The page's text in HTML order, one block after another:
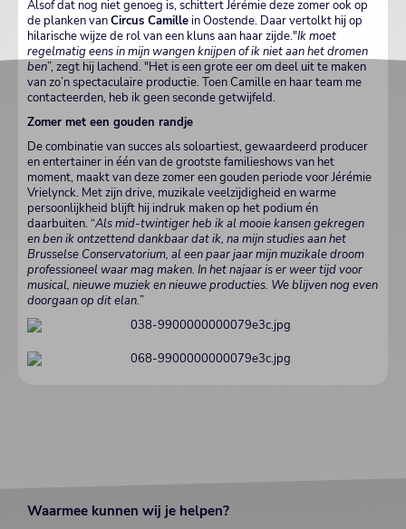
Alsof dat nog niet genoeg is, schittert Jérémie deze zomer ook op
de planken vanCircus Camillein Oostende. Daar vertolkt hij op
hilarische wijze de rol van een kluns aan haar zijde."Ik moet
regelmatig eens in mijn wangen knijpen of ik niet aan het dromen
ben”, zegt hij lachend. "Het is een grote eer om deel uit te maken
van zo’n spectaculaire productie. Toen Camille en haar team me
contacteerden, heb ik geen seconde getwijfeld.
Zomer met een gouden randje
De combinatie van succes als soloartiest, gewaardeerd producer
en entertainer in één van de grootste familieshows van het
moment, maakt van deze zomer een gouden periode voor Jérémie
Vrielynck. Met zijn drive, muzikale veelzijdigheid en warme
persoonlijkheid blijft hij indruk maken op het podium én
daarbuiten. “Als mid-twintiger heb ik al mooie kansen gekregen
en ben ik ontzettend dankbaar dat ik, na mijn studies aan het
Brusselse Conservatorium, al een paar jaar mijn muzikale droom
professioneel waar mag maken. In het najaar is er weer tijd voor
musical, nieuwe muziek en nieuwe producties. We blijven nog even
doorgaan op dit elan.”
Waarmee kunnen wij je helpen?